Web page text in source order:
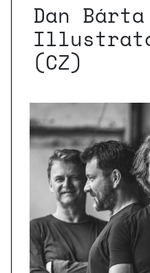
Dan
(CZ)